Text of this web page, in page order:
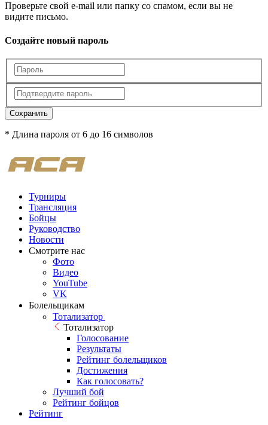
Проверьте свой e-mail или папку со спамом, если вы не
видите письмо.
Создайте новый пароль
Сохранить
* Длина пароля от 6 до 16 символов
Турниры
Трансляция
Бойцы
Руководство
Новости
Смотрите нас
Фото
Видео
YouTube
VK
Болельщикам
Тотализатор
Тотализатор
Голосование
Результаты
Рейтинг болельщиков
Достижения
Как голосовать?
Лучший бой
Рейтинг бойцов
Рейтинг